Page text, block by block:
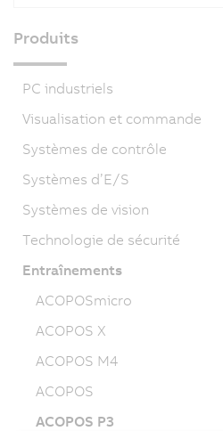
Produits
PC industriels
Visualisation et commande
Systèmes de contrôle
Systèmes d’E/S
Systèmes de vision
Technologie de sécurité
Entraînements
ACOPOSmicro
ACOPOS X
ACOPOS M4
ACOPOS
ACOPOS P3